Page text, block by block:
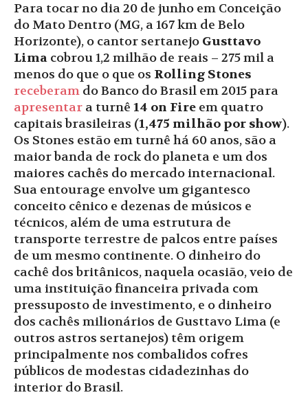
Para tocar no dia 20 de junho em Conceição
do Mato Dentro (MG, a 167 km de Belo
Horizonte), o cantor sertanejo Gusttavo
Lima cobrou 1,2 milhão de reais – 275 mil a
menos do que o que os Rolling Stones
receberam do Banco do Brasil em 2015 para
apresentar a turnê 14 on Fire em quatro
capitais brasileiras (1,475 milhão por show).
Os Stones estão em turnê há 60 anos, são a
maior banda de rock do planeta e um dos
maiores cachês do mercado internacional.
Sua entourage envolve um gigantesco
conceito cênico e dezenas de músicos e
técnicos, além de uma estrutura de
transporte terrestre de palcos entre países
de um mesmo continente. O dinheiro do
cachê dos britânicos, naquela ocasião, veio de
uma instituição financeira privada com
pressuposto de investimento, e o dinheiro
dos cachês milionários de Gusttavo Lima (e
outros astros sertanejos) têm origem
principalmente nos combalidos cofres
públicos de modestas cidadezinhas do
interior do Brasil.